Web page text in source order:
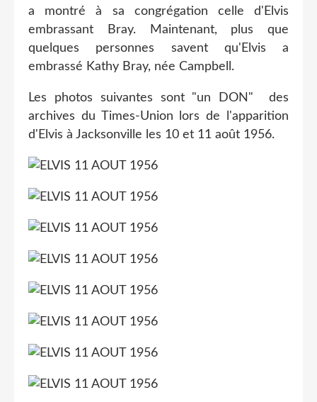
a montré à sa congrégation celle d'Elvis
embrassant Bray. Maintenant, plus que
quelques personnes savent qu'Elvis a
embrassé Kathy Bray, née Campbell.
Les photos suivantes sont "un DON" des
archives du Times-Union lors de l'apparition
d'Elvis à Jacksonville les 10 et 11 août 1956.